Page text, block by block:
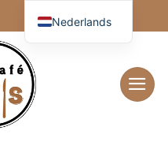
Nederlands